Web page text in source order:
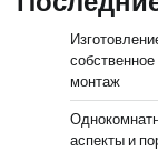
монтаж
аспекты и